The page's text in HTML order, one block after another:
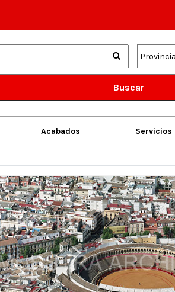
Buscar
Acabados Servicios